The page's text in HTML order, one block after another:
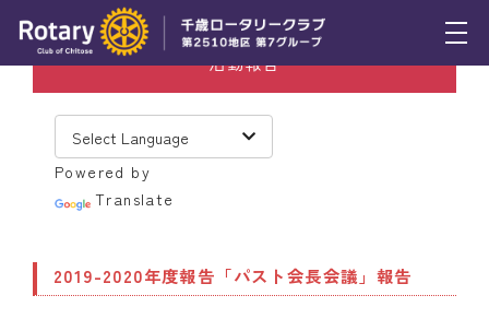
トピックス
例会報告
スケジュール
活動報告
Powered by
Translate
2019-2020年度報告「パスト会長会議」報告